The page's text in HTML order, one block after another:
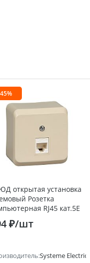
открытая установка
Розетка
RJ45 кат.5E
Electric (Schneider
₽/шт
Systeme Electric